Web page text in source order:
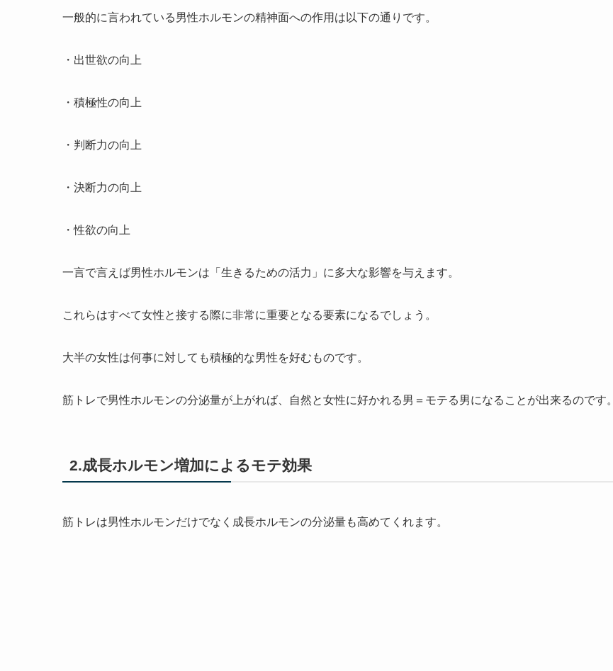
一般的に言われている男性ホルモンの精神面への作用は以下の通りです。
・出世欲の向上
・積極性の向上
・判断力の向上
・決断力の向上
・性欲の向上
一言で言えば男性ホルモンは「生きるための活力」に多大な影響を与えます。
これらはすべて女性と接する際に非常に重要となる要素になるでしょう。
大半の女性は何事に対しても積極的な男性を好むものです。
筋トレで男性ホルモンの分泌量が上がれば、自然と女性に好かれる男＝モテる男になることが出来るのです。
2.成長ホルモン増加によるモテ効果
筋トレは男性ホルモンだけでなく成長ホルモンの分泌量も高めてくれます。